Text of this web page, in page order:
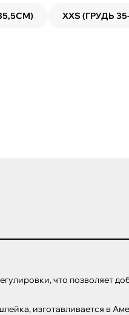
XXS (ГРУДЬ
что позволяет
изготавливается в